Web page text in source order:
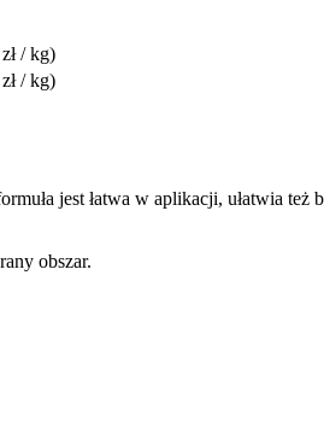
/ kg)
/ kg)
jest łatwa w aplikacji, ułatwia
obszar.